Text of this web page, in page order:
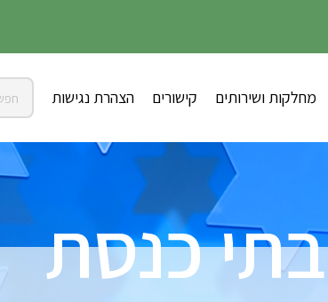
מחלקות ושירותים קישורים הצהרת נגישות
בתי כנסת